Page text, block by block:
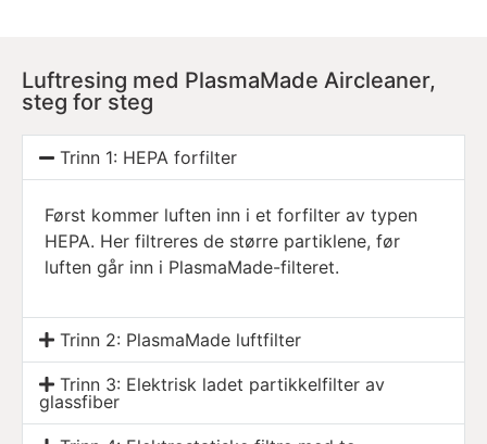
Luftresing med PlasmaMade Aircleaner,
steg for steg
Trinn 1: HEPA forfilter
Først kommer luften inn i et forfilter av typen
HEPA. Her filtreres de større partiklene, før
luften går inn i PlasmaMade-filteret.
Trinn 2: PlasmaMade luftfilter
Trinn 3: Elektrisk ladet partikkelfilter av
glassfiber